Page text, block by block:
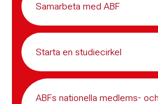
Samarbeta med ABF
Starta en studiecirkel
ABFs nationella medlems- och